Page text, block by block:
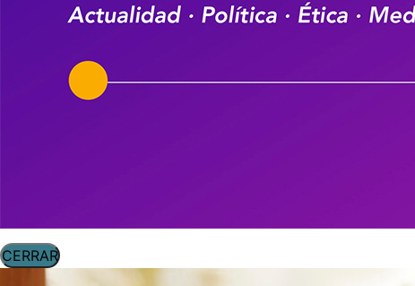
CERRAR